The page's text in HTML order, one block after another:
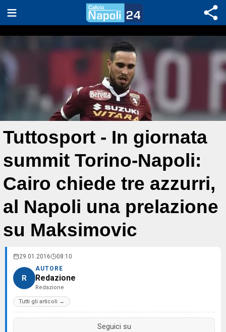
Tuttosport - In giornata
summit Torino-Napoli:
Cairo chiede tre azzurri,
al Napoli una prelazione
su Maksimovic
29.01.2016 08:10
R
AUTORE
Redazione
Redazione
Tutti gli articoli →
Seguici su